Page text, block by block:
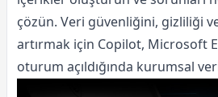
çözün. Veri güvenliğini, gizliliği
artırmak için Copilot, Microsoft
oturum açıldığında kurumsal